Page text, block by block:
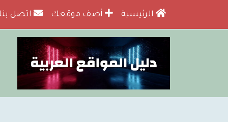
الرئيسية أضف موقعك اتصل بنا